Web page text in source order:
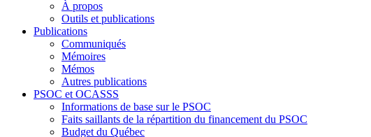
À propos
Outils et publications
Publications
Communiqués
Mémoires
Mémos
Autres publications
PSOC et OCASSS
Informations de base sur le PSOC
Faits saillants de la répartition du financement du PSOC
Budget du Québec